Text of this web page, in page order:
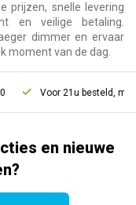
prijzen, snelle levering
en veilige betaling.
dimmer en ervaar
moment van de dag.
21u besteld, morgen in
en nieuwe